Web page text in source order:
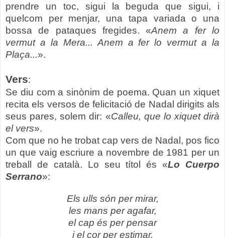
prendre un toc, sigui la beguda que sigui, i
quelcom per menjar, una tapa variada o una
bossa de pataques fregides. «Anem a fer lo
vermut a la Mera... Anem a fer lo vermut a la
Plaça...».
Vers:
Se diu com a sinònim de poema. Quan un xiquet
recita els versos de felicitació de Nadal dirigits als
seus pares, solem dir: «Calleu, que lo xiquet dirà
el vers».
Com que no he trobat cap vers de Nadal, pos fico
un que vaig escriure a novembre de 1981 per un
treball de català. Lo seu títol és «Lo Cuerpo
Serrano»:
Els ulls són per mirar,
les mans per agafar,
el cap és per pensar
i el cor per estimar.